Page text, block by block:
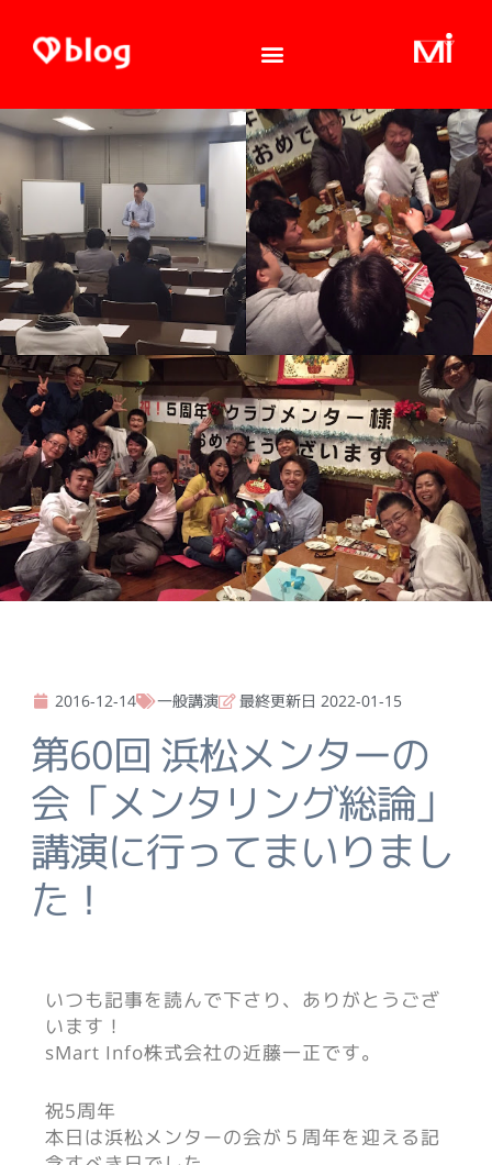
キ
ッ
2016-12-14 一般講演 最終更新日 2022-01-15
第60回 浜松メンターの
会「メンタリング総論」
講演に行ってまいりまし
た！
いつも記事を読んで下さり、ありがとうござ
います！
sMart Info株式会社の近藤一正です。
祝5周年
本日は浜松メンターの会が５周年を迎える記